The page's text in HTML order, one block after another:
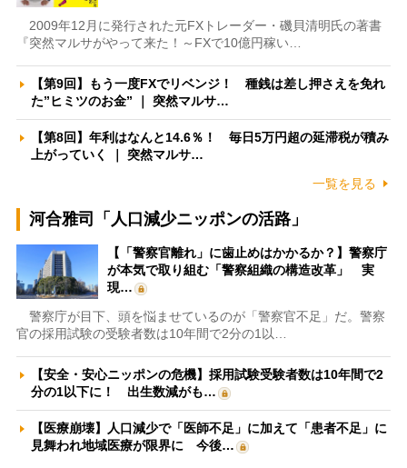
2009年12月に発行された元FXトレーダー・磯貝清明氏の著書
『突然マルサがやって来た！～FXで10億円稼い…
【第9回】もう一度FXでリベンジ！ 種銭は差し押さえを免れ
た”ヒミツのお金” ｜ 突然マルサ…
【第8回】年利はなんと14.6％！ 毎日5万円超の延滞税が積み
上がっていく ｜ 突然マルサ…
一覧を見る
河合雅司「人口減少ニッポンの活路」
【「警察官離れ」に歯止めはかかるか？】警察庁
が本気で取り組む「警察組織の構造改革」 実
現…
警察庁が目下、頭を悩ませているのが「警察官不足」だ。警察
官の採用試験の受験者数は10年間で2分の1以…
【安全・安心ニッポンの危機】採用試験受験者数は10年間で2
分の1以下に！ 出生数減がも…
【医療崩壊】人口減少で「医師不足」に加えて「患者不足」に
見舞われ地域医療が限界に 今後…